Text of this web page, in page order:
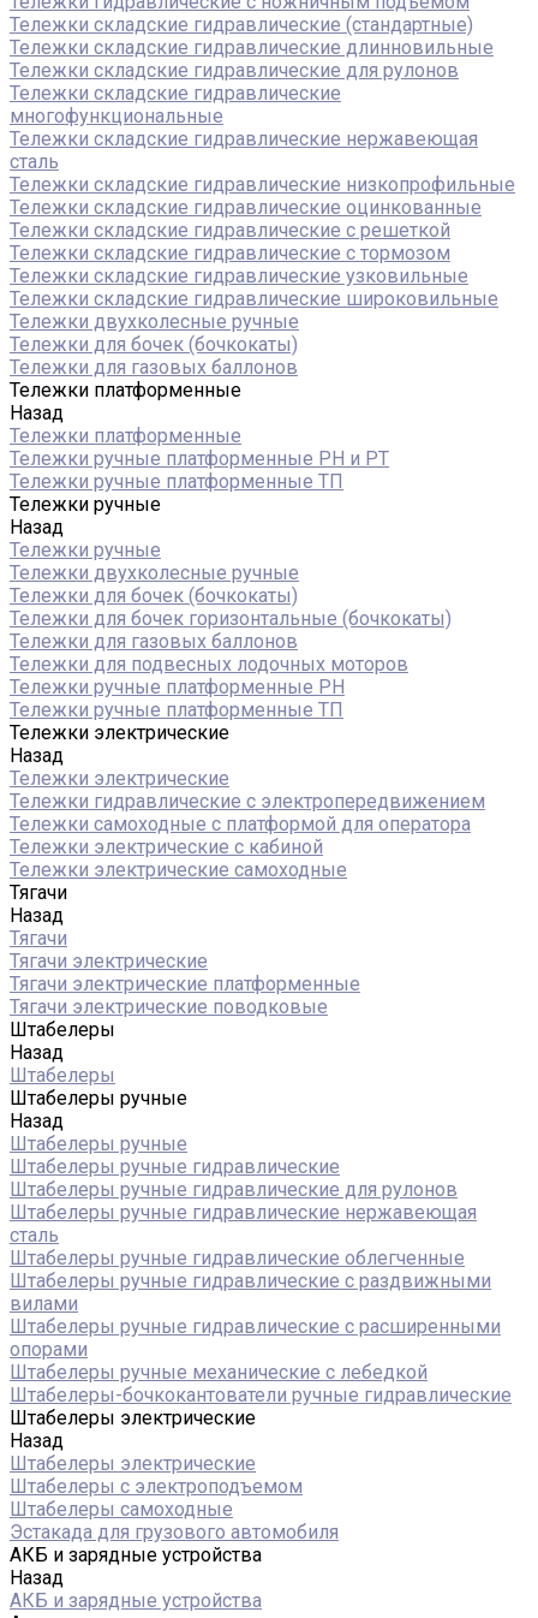
Тележки складские гидравлические (стандартные)
Тележки складские гидравлические длинновильные
Тележки складские гидравлические для рулонов
Тележки складские гидравлические
многофункциональные
Тележки складские гидравлические нержавеющая
сталь
Тележки складские гидравлические низкопрофильные
Тележки складские гидравлические оцинкованные
Тележки складские гидравлические с решеткой
Тележки складские гидравлические с тормозом
Тележки складские гидравлические узковильные
Тележки складские гидравлические широковильные
Тележки двухколесные ручные
Тележки для бочек (бочкокаты)
Тележки для газовых баллонов
Тележки платформенные
Назад
Тележки платформенные
Тележки ручные платформенные PH и PT
Тележки ручные платформенные ТП
Тележки ручные
Назад
Тележки ручные
Тележки двухколесные ручные
Тележки для бочек (бочкокаты)
Тележки для бочек горизонтальные (бочкокаты)
Тележки для газовых баллонов
Тележки для подвесных лодочных моторов
Тележки ручные платформенные PH
Тележки ручные платформенные ТП
Тележки электрические
Назад
Тележки электрические
Тележки гидравлические с электропередвижением
Тележки самоходные с платформой для оператора
Тележки электрические с кабиной
Тележки электрические самоходные
Тягачи
Назад
Тягачи
Тягачи электрические
Тягачи электрические платформенные
Тягачи электрические поводковые
Штабелеры
Назад
Штабелеры
Штабелеры ручные
Назад
Штабелеры ручные
Штабелеры ручные гидравлические
Штабелеры ручные гидравлические для рулонов
Штабелеры ручные гидравлические нержавеющая
сталь
Штабелеры ручные гидравлические облегченные
Штабелеры ручные гидравлические с раздвижными
вилами
Штабелеры ручные гидравлические с расширенными
опорами
Штабелеры ручные механические с лебедкой
Штабелеры-бочкокантователи ручные гидравлические
Штабелеры электрические
Назад
Штабелеры электрические
Штабелеры с электроподъемом
Штабелеры самоходные
Эстакада для грузового автомобиля
АКБ и зарядные устройства
Назад
АКБ и зарядные устройства